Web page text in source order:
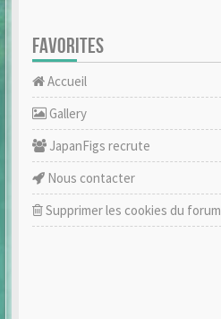
FAVORITES
Accueil
Gallery
JapanFigs recrute
Nous contacter
Supprimer les cookies du forum